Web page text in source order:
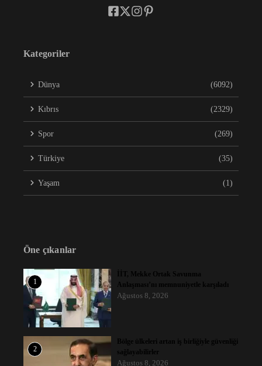
Kategoriler
Dünya (6092)
Kıbrıs (2329)
Spor (269)
Türkiye (35)
Yaşam (1)
Öne çıkanlar
1
İİT, Mekke Ortak Savunma
Anlaşması’nı memnuniyetle karşıladı
Ağustos 8, 2026
2
Bölge ülkeleri artan iş birliğiyle güvenliği
sağlayabilirler
Ağustos 8, 2026